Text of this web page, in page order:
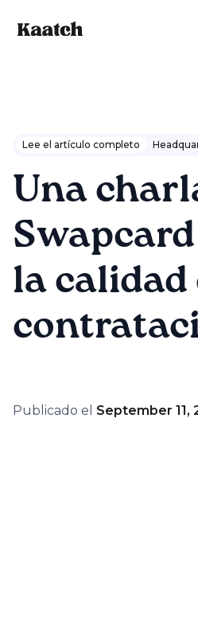
Lee el artículo completo
Una
la calidad
Publicado el September 11,